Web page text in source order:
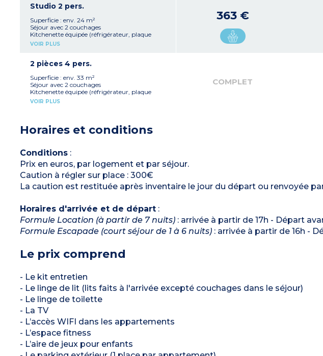
Studio 2 pers.
Superficie : env. 24 m²
Séjour avec 2 couchages
Kitchenette équipée (réfrigérateur, plaque
vitrocéramique, micro-ondes mixte)
VOIR PLUS
363 €
2 pièces 4 pers.
Superficie : env. 33 m²
Séjour avec 2 couchages
Kitchenette équipée (réfrigérateur, plaque
vitrocéramique, lave-vaisselle, micro-ondes
Terrasse
VOIR PLUS
COMPLET
Horaires et conditions
Conditions:
Prix en euros, par logement et par séjour.
Caution à régler sur place : 300€
La caution est restituée après inventaire le jour du départ ou renvoyée
Horaires d'arrivée et de départ:
Formule Location (à partir de 7 nuits): arrivée à partir de 17h - Départ
Formule Escapade (court séjour de 1 à 6 nuits): arrivée à partir de 16h -
Le prix comprend
- Le kit entretien
- Le linge de lit (lits faits à l'arrivée excepté couchages dans le séjour)
- Le linge de toilette
- La TV
- L’accès WIFI dans les appartements
- L’espace fitness
- L’aire de jeux pour enfants